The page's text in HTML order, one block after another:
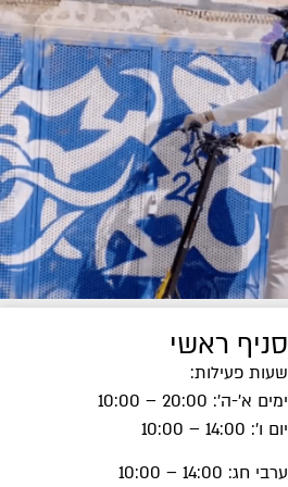
סניף ראשי
שעות פעילות:
ימים א'-ה': 20:00 – 10:00
יום ו': 14:00 – 10:00
ערבי חג: 14:00 – 10:00